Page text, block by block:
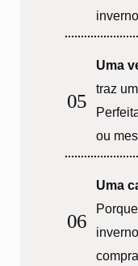
Uma
traz
ou
Uma